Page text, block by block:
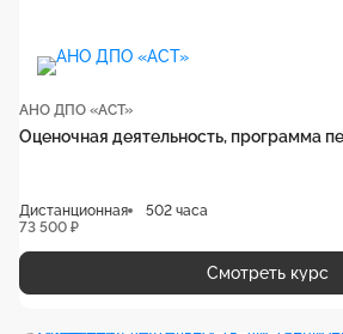
АНО ДПО «АСТ»
Оценочная деятельность, программа
Дистанционная
502 часа
73 500 ₽
Смотреть курс